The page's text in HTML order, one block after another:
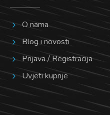
O nama
Blog i novosti
Prijava / Registracija
Uvjeti kupnje